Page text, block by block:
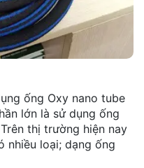
ống Oxy nano tube
lớn là sử dụng ống
thị trường hiện nay
nhiều loại; dạng ống